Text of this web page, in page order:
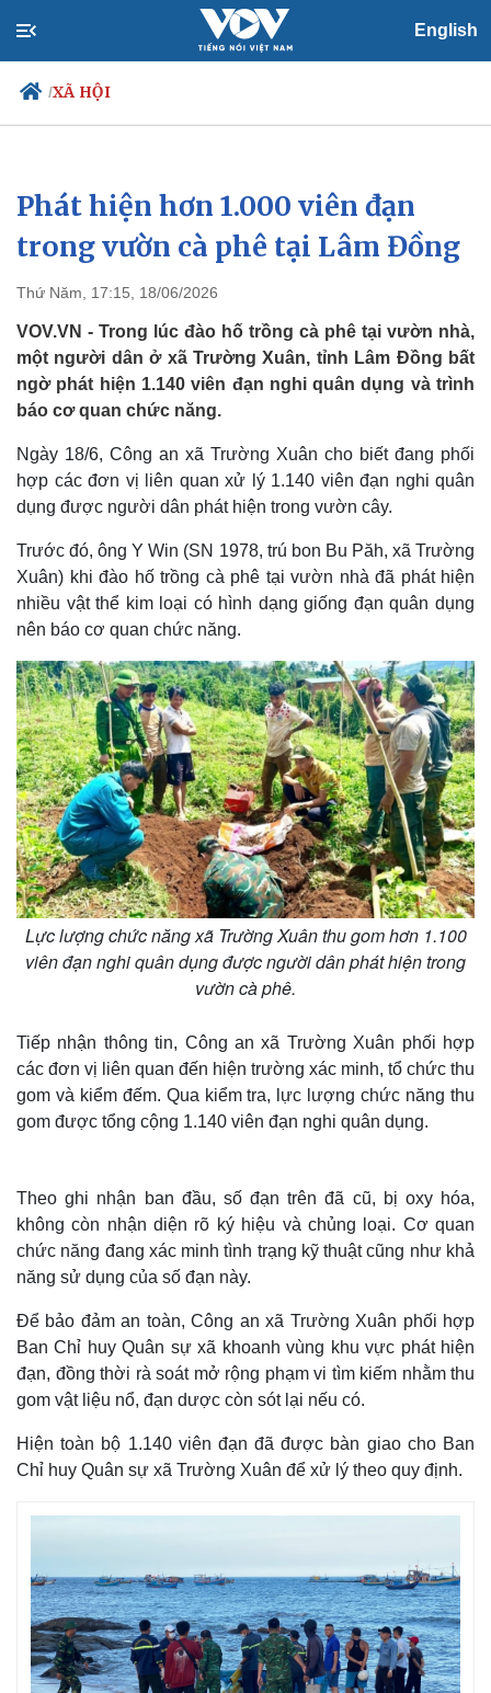
English
/XÃ HỘI
Chính trị
Tổ chức nhân sự
Nhận diện sự thật
Xã hội
Tin 24h
Dự báo thời tiết
Việc làm
Biển đảo
Phát hiện hơn 1.000 viên đạn
trong vườn cà phê tại Lâm Đồng
Thứ Năm, 17:15, 18/06/2026
VOV.VN - Trong lúc đào hố trồng cà phê tại vườn nhà,
một người dân ở xã Trường Xuân, tỉnh Lâm Đồng bất
ngờ phát hiện 1.140 viên đạn nghi quân dụng và trình
báo cơ quan chức năng.
Ngày 18/6, Công an xã Trường Xuân cho biết đang phối
hợp các đơn vị liên quan xử lý 1.140 viên đạn nghi quân
dụng được người dân phát hiện trong vườn cây.
Trước đó, ông Y Win (SN 1978, trú bon Bu Păh, xã Trường
Xuân) khi đào hố trồng cà phê tại vườn nhà đã phát hiện
nhiều vật thể kim loại có hình dạng giống đạn quân dụng
nên báo cơ quan chức năng.
Lực lượng chức năng xã Trường Xuân thu gom hơn 1.100
viên đạn nghi quân dụng được người dân phát hiện trong
vườn cà phê.
Tiếp nhận thông tin, Công an xã Trường Xuân phối hợp
các đơn vị liên quan đến hiện trường xác minh, tổ chức thu
gom và kiểm đếm. Qua kiểm tra, lực lượng chức năng thu
gom được tổng cộng 1.140 viên đạn nghi quân dụng.
Theo ghi nhận ban đầu, số đạn trên đã cũ, bị oxy hóa,
không còn nhận diện rõ ký hiệu và chủng loại. Cơ quan
chức năng đang xác minh tình trạng kỹ thuật cũng như khả
năng sử dụng của số đạn này.
Để bảo đảm an toàn, Công an xã Trường Xuân phối hợp
Ban Chỉ huy Quân sự xã khoanh vùng khu vực phát hiện
đạn, đồng thời rà soát mở rộng phạm vi tìm kiếm nhằm thu
gom vật liệu nổ, đạn dược còn sót lại nếu có.
Hiện toàn bộ 1.140 viên đạn đã được bàn giao cho Ban
Chỉ huy Quân sự xã Trường Xuân để xử lý theo quy định.